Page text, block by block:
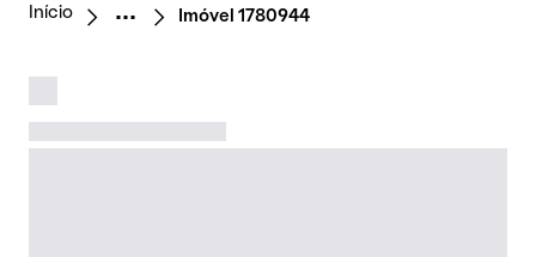
Início Imóvel 1780944